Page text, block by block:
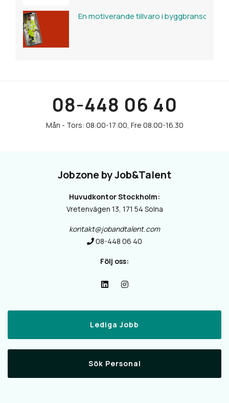
En motiverande tillvaro i byggbranschen
08-448 06 40
Jobzone by Job&Talent
Huvudkontor Stockholm:
Vretenvägen 13, 171 54 Solna
kontakt@jobandtalent.com
08-448 06 40
Följ oss:
Lediga Jobb
Sök Personal